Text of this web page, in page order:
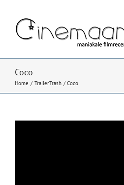
inhoud
Coco
Home TrailerTrash Coco